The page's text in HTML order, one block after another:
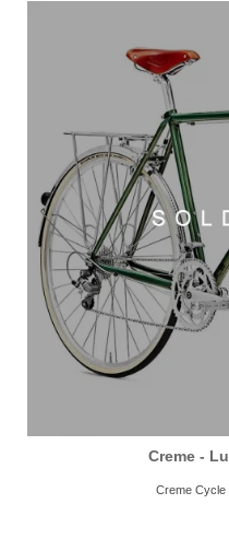
Creme -
Creme Cycle